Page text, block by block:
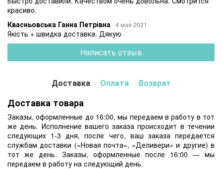
красиво.
Квасньовська Ганна Петрівна
4 мая 2021
Якість + швидка доставка. Дякую
Написать отзыв
Доставка Оплата Возврат
Доставка товара
Заказы, оформленные до 16:00, мы передаем в работу в тот
же день. Исполнение вашего заказа происходит в течении
следующих 1-3 дня, после чего, ваш заказа передается
службам доставки («Новая почта», «Деливери» и другие) в
тот же день. Заказы, оформленные после 16:00 — мы
передаем в работу на следующий день.